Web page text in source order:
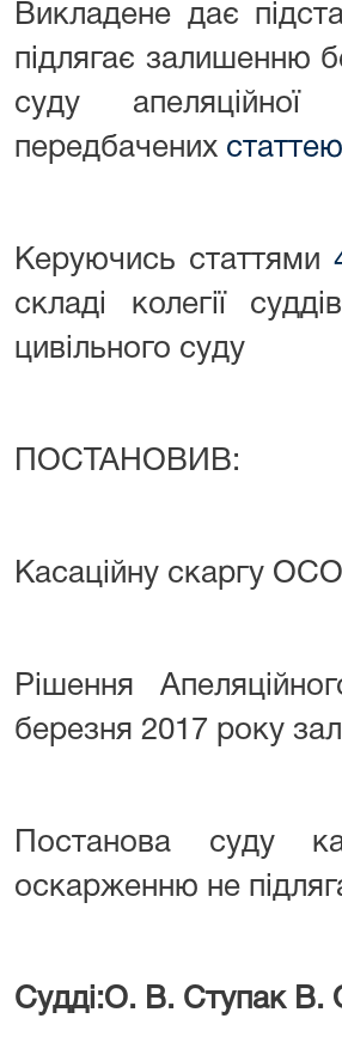
Викладене дає
підлягає залишенню
суду
передбачених
Керуючись статтями
складі колегії
цивільного суду
ПОСТАНОВИВ:
Касаційну скаргу
Рішення
березня 2017 року
Постанова суду
оскарженню не
Судді:О. В. Ступак В.